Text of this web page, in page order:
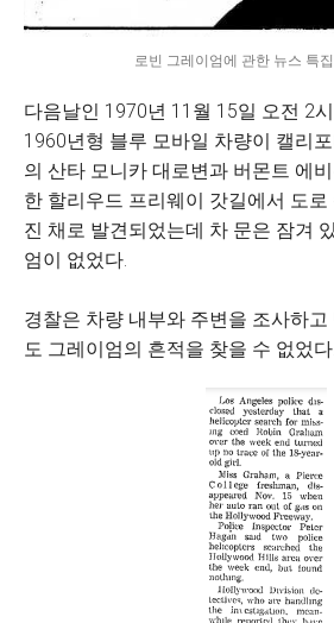
로빈 그레이엄에 관한 뉴스 특
다음날인 1970년 11월 15일 오전 2
1960년형 블루 모바일 차량이 캘리
의 산타 모니카 대로변과 버몬트 에
한 할리우드 프리웨이 갓길에서 도
진 채로 발견되었는데 차 문은 잠겨
엄이 없었다.
경찰은 차량 내부와 주변을 조사하
도 그레이엄의 흔적을 찾을 수 없었다.